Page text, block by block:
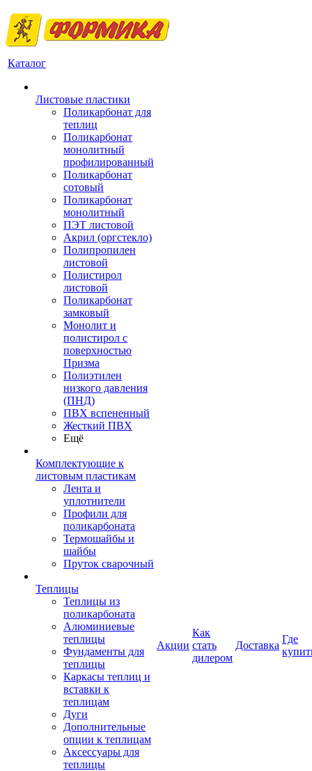
Каталог
Листовые пластики
Поликарбонат для
теплиц
Поликарбонат
монолитный
профилированный
Поликарбонат
сотовый
Поликарбонат
монолитный
ПЭТ листовой
Акрил (оргстекло)
Полипропилен
листовой
Полистирол
листовой
Поликарбонат
замковый
Монолит и
полистирол с
поверхностью
Призма
Полиэтилен
низкого давления
(ПНД)
ПВХ вспененный
Жесткий ПВХ
Ещё
Комплектующие к
листовым пластикам
Лента и
уплотнители
Профили для
поликарбоната
Термошайбы и
шайбы
Пруток сварочный
Теплицы
Теплицы из
поликарбоната
Алюминиевые
теплицы
Фундаменты для
теплицы
Каркасы теплиц и
вставки к
теплицам
Дуги
Дополнительные
опции к теплицам
Аксессуары для
теплицы
Акции
Как
стать
дилером
Доставка
Где